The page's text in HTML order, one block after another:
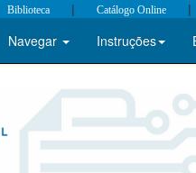
Biblioteca | Catálogo Online |
Navegar Instruções